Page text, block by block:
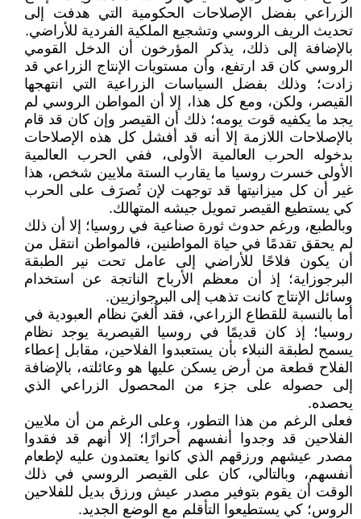
الزراعي بفضل الإصلاحات الحكومية التي هدفت إلى
تحديث الريف الروسي وتشجيع الملكية الفردية للأراضي.
بالإضافة إلى ذلك، يذكر المؤرخون أن الدخل القومي
الروسي كان قد ارتفع، وأن مستويات الإنتاج الزراعي قد
زادت؛ وذلك بفضل السياسات الزراعية التي انتهجها
القيصر، ولكن، ومع كل هذا، إلا أن المواطن الروسي لم
يجد ما يكفيه قوت يومه؛ ذلك أن القيصر وإن كان قد قام
بالإصلاحات اللازمة إلا أنه قد أفشل كل هذه الإصلاحات
بدخوله الحرب العالمية الأولى، ففي الحرب العالمية
الأولى خسرت روسيا ما يقارب الستة ملايين شخص، هذا
غير أن كل ميزانيتها قد توجهت لإن تُصرَف على الحرب
كي يستطيع القيصر تمويل جيشه المتهالك.
وبالطبع، ورغم حدوث ثورة صناعية في روسيا؛ إلا أن ذلك
لم يحقق تقدمًا في حياة المواطنين، فالمواطن انتقل من
أن يكون فلاحًا للأراضي إلى عامل تحت نير الطبقة
البرجوزاية؛ إذ أن معظم الأرباح الناتجة عن استخدام
وسائل الإنتاج كانت تذهب إلى البرجوازيين.
أما بالنسبة للقطاع الزراعي، فقد أُلغيَ نظام العبودية في
روسيا؛ إذ كان قديمًا في روسيا القيصرية يوجد نظام
يسمح لطبقة النبلاء بأن يستعبدوا الفلاحين، مقابل إعطاء
الفلاح قطعة من أرض يسكن عليها هو وعائلته، بالإضافة
إلى حصوله على جزء من المحصول الزراعي الذي
يحصده.
فعلى الرغم من هذا التطور، وعلى الرغم من أن ملايين
الفلاحين قد وجدوا أنفسهم أحرارًا؛ إلا أنهم قد فقدوا
مصدر عيشهم ورزقهم الذي كانوا يعتمدون عليه لإطعام
أنفسهم، وبالتالي، كان على القيصر الروسي في ذلك
الوقت أن يقوم بتوفير مصدر عيش ورزق بديل للفلاحين
الروس؛ كي يستطيعوا التأقلم مع الوضع الجديد.